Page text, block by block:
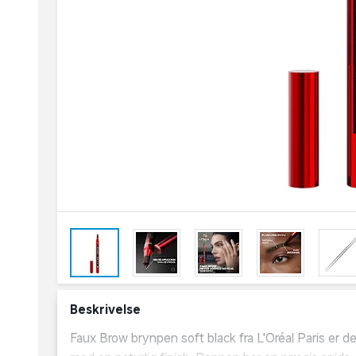
Beskrivelse
Faux Brow brynpen soft black fra L'Oréal Paris er